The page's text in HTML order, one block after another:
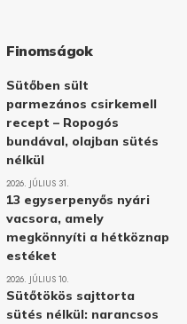
Finomságok
Sütőben sült
parmezános csirkemell
recept – Ropogós
bundával, olajban sütés
nélkül
2026. JÚLIUS 31.
13 egyserpenyős nyári
vacsora, amely
megkönnyíti a hétköznap
estéket
2026. JÚLIUS 10.
Sütőtökös sajttorta
sütés nélkül: narancsos